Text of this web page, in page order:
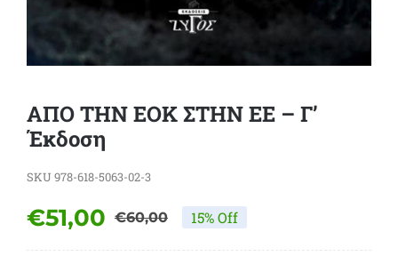
ΑΠΟ ΤΗΝ ΕΟΚ ΣΤΗΝ ΕΕ – Γ’
Έκδοση
SKU 978-618-5063-02-3
€60,00Original
€51,00
Η 15% Off